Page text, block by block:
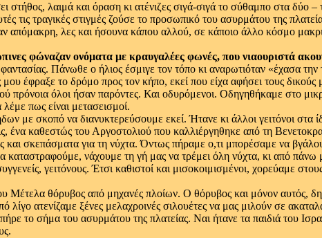
λαιμά και όραση κι ατένιζες σιγά-σιγά το σύθαμπο στα δύο –
τις τραγικές στιγμές ζούσε το προσωπικό του ασυρμάτου της
απόμακρη, λες και ήσουνα κάπου αλλού, σε κάποιο άλλο κόσμο
φώναζαν ονόματα με κραυγαλέες φωνές, που νιαουριστά
Πάνωθε ο ήλιος έσμιγε τον τόπο κι αναρωτιόταν «έχασα
έφραξε το δρόμο προς τον κήπο, εκεί που είχα αφήσει τους δικούς
όλοι ήσαν παρόντες. Και οδυρόμενοι. Οδηγηθήκαμε στο
πως είναι μετασεισμοί.
σκοπό να διανυκτερεύσουμε εκεί. Ήτανε κι άλλοι γειτόνοι στα
ένα καθεστώς του Αργοστολιού που καλλιέργηθηκε από τη
σκεπάσματα για τη νύχτα. Όντως πήραμε ο,τι μπορέσαμε να
καταστραφούμε, νάχουμε τη γή μας να τρέμει όλη νύχτα, κι από
γειτόνους. Έτσι καθιστοί και μισοκοιμισμένοι, χορεύαμε
Μέτελα θόρυβος από μηχανές πλοίων. Ο θόρυβος και μόνον αυτός,
ατενίζαμε ξένες μελαχροινές σιλουέτες να μας μιλούν σε
το σήμα του ασυρμάτου της πλατείας. Ναι ήτανε τα παιδιά του